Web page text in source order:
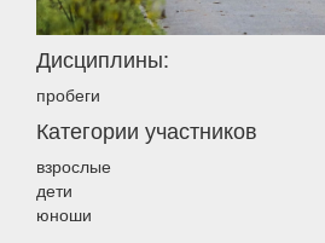
Дисциплины:
пробеги
Категории участников
взрослые
дети
юноши